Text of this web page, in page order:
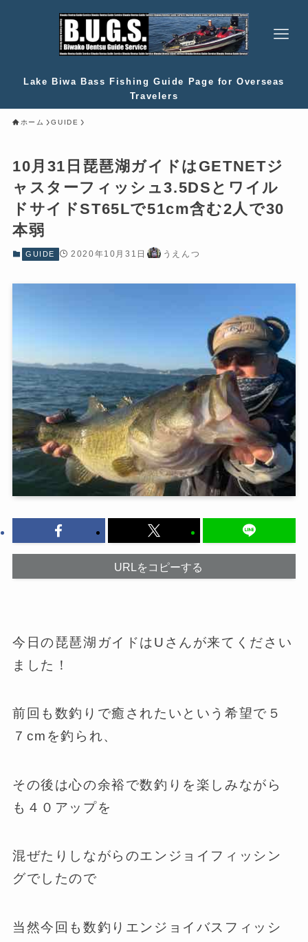
Lake Biwa Bass Fishing Guide Page for Overseas
Travelers
ホーム GUIDE
10月31日琵琶湖ガイドはGETNETジ
ャスターフィッシュ3.5DSとワイル
ドサイドST65Lで51cm含む2人で30
本弱
GUIDE 2020年10月31日 うえんつ
URLをコピーする
今日の琵琶湖ガイドはUさんが来てください
ました！
前回も数釣りで癒されたいという希望で５
７cmを釣られ、
その後は心の余裕で数釣りを楽しみながら
も４０アップを
混ぜたりしながらのエンジョイフィッシン
グでしたので
当然今回も数釣りエンジョイバスフィッシ